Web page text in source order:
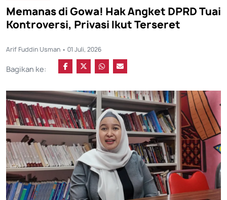
Memanas di Gowa! Hak Angket DPRD Tuai
Kontroversi, Privasi Ikut Terseret
Arif Fuddin Usman • 01 Juli, 2026
Bagikan ke: